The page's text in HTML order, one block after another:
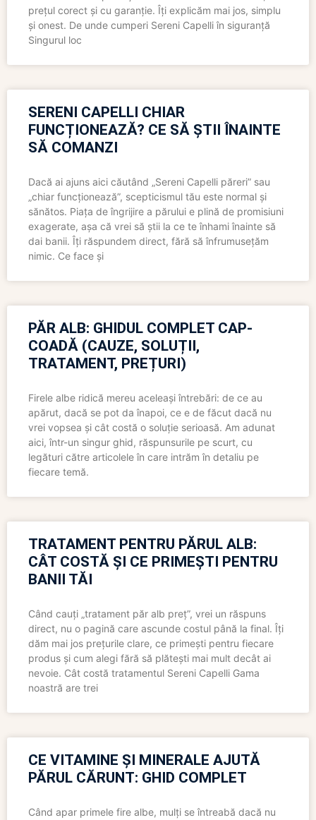
prețul corect și cu garanție. Îți explicăm mai jos, simplu
și onest. De unde cumperi Sereni Capelli în siguranță
Singurul loc
SERENI CAPELLI CHIAR
FUNCȚIONEAZĂ? CE SĂ ȘTII ÎNAINTE
SĂ COMANZI
Dacă ai ajuns aici căutând „Sereni Capelli păreri” sau
„chiar funcționează”, scepticismul tău este normal și
sănătos. Piața de îngrijire a părului e plină de promisiuni
exagerate, așa că vrei să știi la ce te înhami înainte să
dai banii. Îți răspundem direct, fără să înfrumusețăm
nimic. Ce face și
PĂR ALB: GHIDUL COMPLET CAP-
COADĂ (CAUZE, SOLUȚII,
TRATAMENT, PREȚURI)
Firele albe ridică mereu aceleași întrebări: de ce au
apărut, dacă se pot da înapoi, ce e de făcut dacă nu
vrei vopsea și cât costă o soluție serioasă. Am adunat
aici, într-un singur ghid, răspunsurile pe scurt, cu
legături către articolele în care intrăm în detaliu pe
fiecare temă.
TRATAMENT PENTRU PĂRUL ALB:
CÂT COSTĂ ȘI CE PRIMEȘTI PENTRU
BANII TĂI
Când cauți „tratament păr alb preț”, vrei un răspuns
direct, nu o pagină care ascunde costul până la final. Îți
dăm mai jos prețurile clare, ce primești pentru fiecare
produs și cum alegi fără să plătești mai mult decât ai
nevoie. Cât costă tratamentul Sereni Capelli Gama
noastră are trei
CE VITAMINE ȘI MINERALE AJUTĂ
PĂRUL CĂRUNT: GHID COMPLET
Când apar primele fire albe, mulți se întreabă dacă nu